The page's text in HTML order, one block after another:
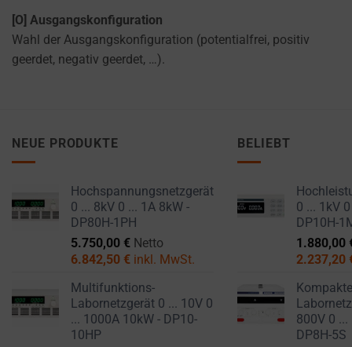
[O] Ausgangskonfiguration
Wahl der Ausgangskonfiguration (potentialfrei, positiv
geerdet, negativ geerdet, …).
NEUE PRODUKTE
Hochspannungsnetzgerät
0 ... 8kV 0 ... 1A 8kW -
DP80H-1PH
5.750,00 € Netto
6.842,50 € inkl. MwSt.
Multifunktions-
Labornetzgerät 0 ... 10V 0
... 1000A 10kW - DP10-
10HP
BELIEBT
0 ... 1kV
DP10H-
1.880,00
2.237,20
800V 0 ...
DP8H-5S
which
lets
you
stored
cookies
you
choose.
details
on